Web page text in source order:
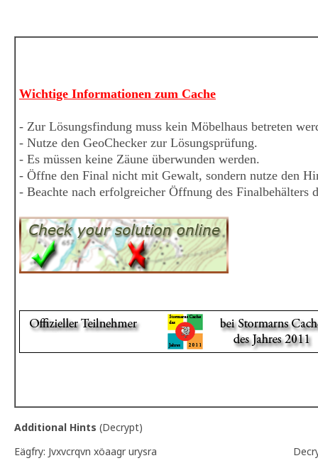
Wichtige Informationen zum Cache
- Zur Lösungsfindung muss kein Möbelhaus betreten
- Nutze den GeoChecker zur Lösungsprüfung.
- Es müssen keine Zäune überwunden werden.
- Öffne den Final nicht mit Gewalt, sondern nutze den
- Beachte nach erfolgreicher Öffnung des Finalbehälters
Additional Hints (Decrypt)
Eägfry: Jvxvcrqvn xöaagr urysra